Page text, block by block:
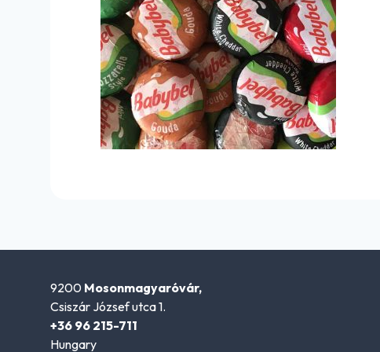
9200 Mosonmagyaróvár,
Csiszár József utca 1.
+36 96 215-711
Hungary